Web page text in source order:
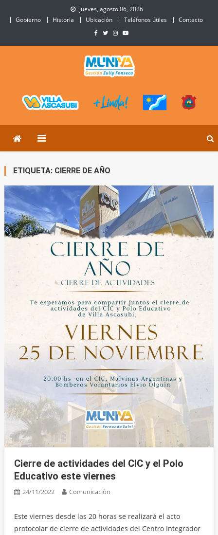
jueves, agosto 06, 2026
Gobierno
Historia Ubicación Teléfonos útiles Contacto
Ascasubi
ETIQUETA: CIERRE DE AÑO
Cierre de actividades del CIC y el Polo
Educativo este viernes
24/11/2022 Comunicación
Este viernes desde las 20 horas se realizará el acto
protocolar de cierre de actividades del Centro Integrador